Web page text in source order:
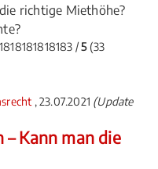
richtige Miethöhe?
/5(33
, 23.07.2021 (Update
Kann man die